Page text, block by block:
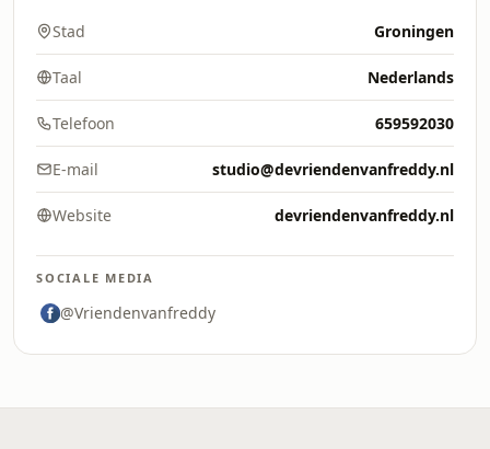
Stad Groningen
Taal Nederlands
Telefoon 659592030
E-mail studio@devriendenvanfreddy.nl
Website devriendenvanfreddy.nl
SOCIALE MEDIA
@Vriendenvanfreddy